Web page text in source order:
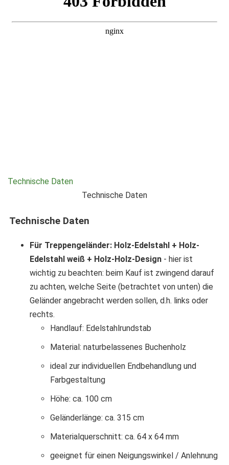
Technische Daten
Technische Daten
Technische Daten
Für Treppengeländer: Holz-Edelstahl + Holz-
Edelstahl weiß + Holz-Holz-Design - hier ist
wichtig zu beachten: beim Kauf ist zwingend darauf
zu achten, welche Seite (betrachtet von unten) die
Geländer angebracht werden sollen, d.h. links oder
rechts.
Handlauf: Edelstahlrundstab
Material: naturbelassenes Buchenholz
ideal zur individuellen Endbehandlung und
Farbgestaltung
Höhe: ca. 100 cm
Geländerlänge: ca. 315 cm
Materialquerschnitt: ca. 64 x 64 mm
geeignet für einen Neigungswinkel / Anlehnung